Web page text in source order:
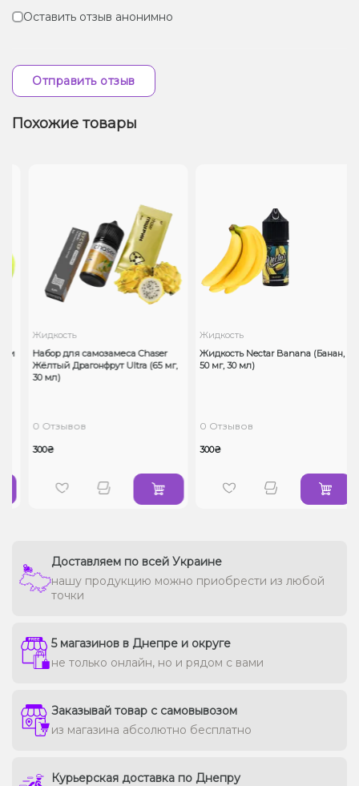
Оставить отзыв анонимно
Отправить отзыв
Похожие товары
Жидкость
Набор для самозамеса Chaser
Жёлтый Драгонфрут Ultra (65 мг,
30 мл)
0 Отзывов
300₴
Жидкость
Жидкость Nectar Banana (Банан,
50 мг, 30 мл)
0 Отзывов
300₴
Доставляем по всей Украине
нашу продукцию можно приобрести из любой
точки
5 магазинов в Днепре и округе
не только онлайн, но и рядом с вами
Заказывай товар с самовывозом
из магазина абсолютно бесплатно
Курьерская доставка по Днепру